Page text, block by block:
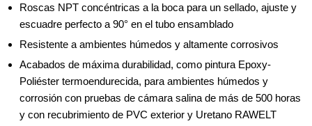
Roscas NPT concéntricas a la boca para un sellado, ajuste y
escuadre perfecto a 90° en el tubo ensamblado
Resistente a ambientes húmedos y altamente corrosivos
Acabados de máxima durabilidad, como pintura Epoxy-
Poliéster termoendurecida, para ambientes húmedos y
corrosión con pruebas de cámara salina de más de 500 horas
y con recubrimiento de PVC exterior y Uretano RAWELT